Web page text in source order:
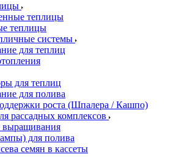
теплицы
теплицы
системы
для теплиц
для теплиц
для полива
роста (Шпалера / Кашпо)
рассадных комплексов
выращивания
для полива
семян в кассеты